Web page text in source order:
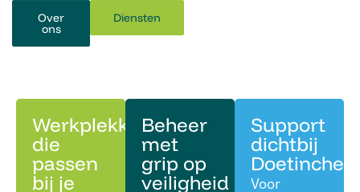
Over
ons
Diensten
Werkplekken
die
passen
bij je
Beheer
met
grip op
veiligheid
Support
dichtbij
Voor